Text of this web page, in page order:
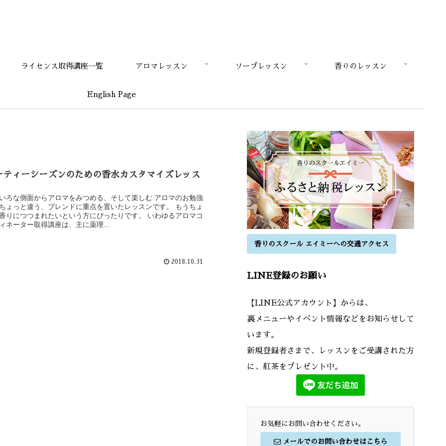
ライセンス取得講座一覧 アロマレッスン ソープレッスン 香りのレッスン
English Page
ティーシーズンのための香水カスタマイズレッス
ろな側面からアロマをみつめる、そして楽しむ アロマのお勉強
ょっと違う、ブレンドに重点を置いたレッスンです。 もうちょ
りにつつまれたいという方にぴったりです。 いわゆるアロマコ
ネーター取得講座は、主に薬理...
2018.10.31
香りのスクール エイミーへの交通アクセス
LINE登録のお願い
【LINE公式アカウント】からは、
裏メニューやイベント情報などをお知らせして
います。
新規登録者さまで、レッスンをご受講された方
に、紅茶をプレゼント中。
お気軽にお問い合わせください。
メールでのお問い合わせはこちら